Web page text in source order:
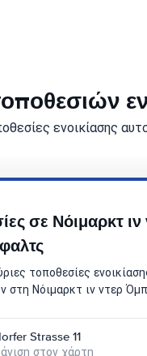
ενοικίασης
σε Νόιμαρκτ ιν
τοποθεσίες
στη Νόιμαρκτ ιν ντερ
Strasse 11
στον χάρτη